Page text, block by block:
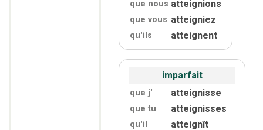
que nous atteignions
que vous atteigniez
qu'ils atteignent
imparfait
que j' atteignisse
que tu atteignisses
qu'il atteignît